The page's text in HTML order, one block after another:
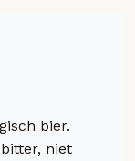
bier.
niet